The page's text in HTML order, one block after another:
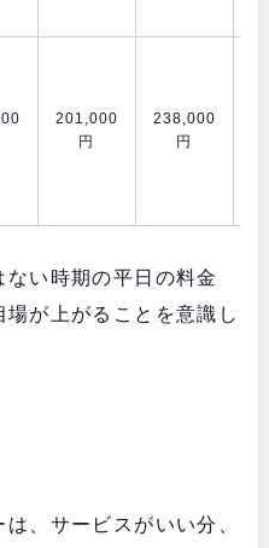
201,000
円
238,000
円
い時期の平日の料金
が上がることを意識し
、サービスがいい分、